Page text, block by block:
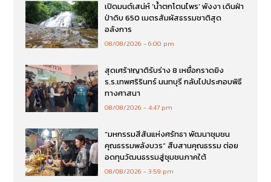
เปิดมนต์เสน่ห์ ‘น้ำตกโตนไพร’ พังงา เดินฝ่า
ป่าดิบ 650 เมตรสัมผัสธรรมชาติสุด
อลังการ
08/08/2026 6:00 pm
สุดเศร้า!ญาติรับร่าง 8 เหยื่อกราดยิง
ร.ร.เทพศริรินทร์ นนทบุรี กลับไปประกอบพิธี
ทางศาสนา
08/08/2026 4:47 pm
“มหกรรมสีสันแห่งศรัทธา พัฒนาชุมชน
คุณธรรมพลังบวร” สืบสานคุณธรรม ต่อย
อดทุนวัฒนธรรมสู่ชุมชนภาคใต้
08/08/2026 3:59 pm